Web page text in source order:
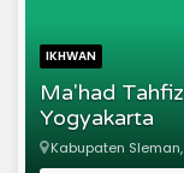
IKHWAN
Ma'had
Yogyakarta
Kabupaten